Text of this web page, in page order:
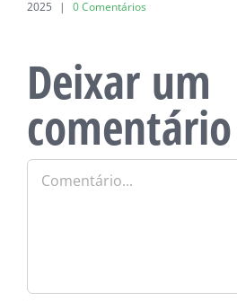
Deixar um
comentário
Comentário